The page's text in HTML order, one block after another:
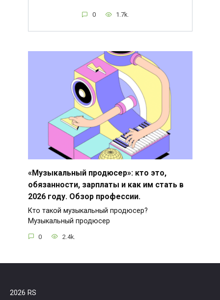
0 1.7k.
«Музыкальный продюсер»: кто это,
обязанности, зарплаты и как им стать в
2026 году. Обзор профессии.
Кто такой музыкальный продюсер?
Музыкальный продюсер
0 2.4k.
2026 RS